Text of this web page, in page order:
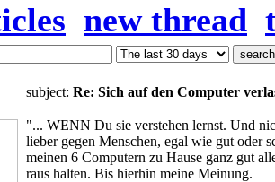
new thread
subject: Re: Sich auf den Computer
"... WENN Du sie verstehen lernst. Und
lieber gegen Menschen, egal wie gut oder
meinen 6 Computern zu Hause ganz gut
raus halten. Bis hierhin meine Meinung.